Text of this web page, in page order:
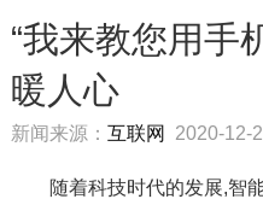
“我来教您用手
暖人心
新闻来源： 互联网 2020-12-
随着科技时代的发展,智能